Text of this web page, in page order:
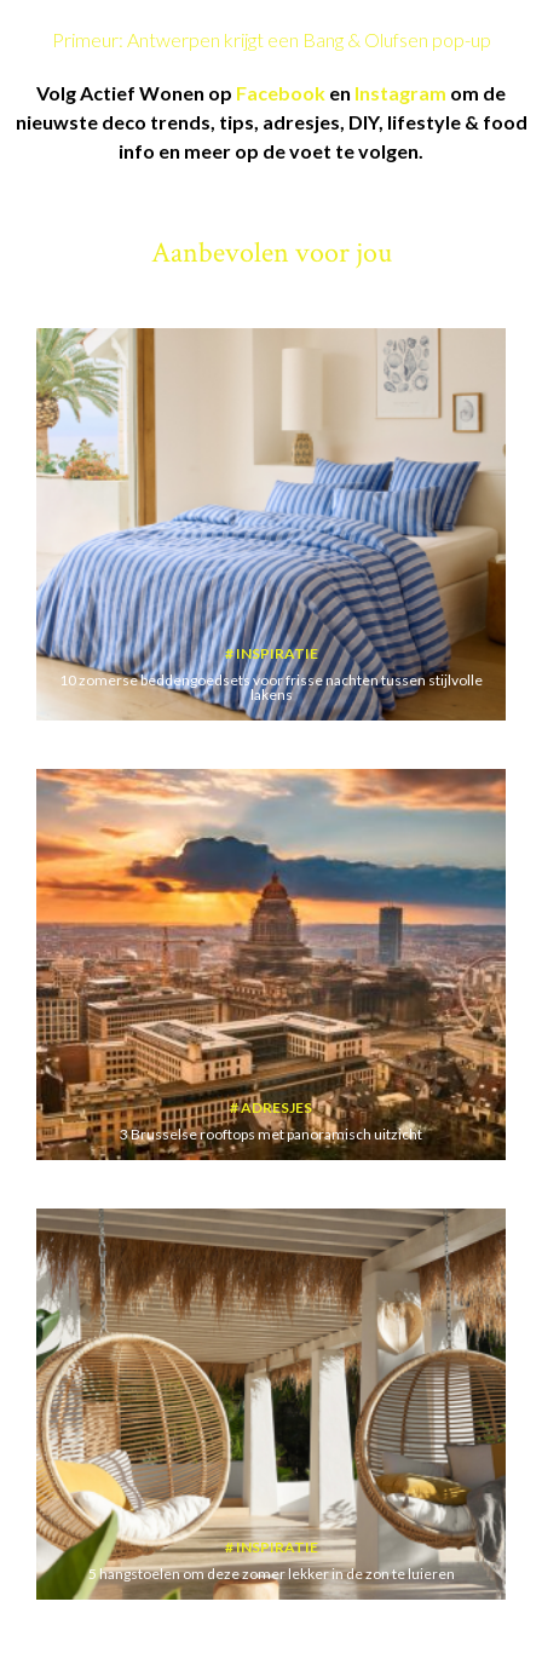
Primeur: Antwerpen krijgt een Bang & Olufsen pop-up
Volg Actief Wonen op Facebook en Instagram om de
nieuwste deco trends, tips, adresjes, DIY, lifestyle & food
info en meer op de voet te volgen.
Aanbevolen voor jou
INSPIRATIE
10 zomerse beddengoedsets voor frisse nachten tussen stijlvolle
lakens
ADRESJES
3 Brusselse rooftops met panoramisch uitzicht
INSPIRATIE
5 hangstoelen om deze zomer lekker in de zon te luieren